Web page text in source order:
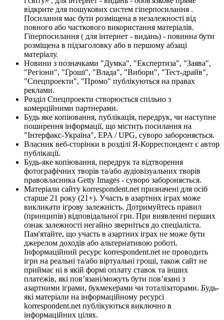
відкрите для пошукових систем гіперпосилання .
Посилання має бути розміщена в незалежності від
повного або часткового використання матеріалів.
Гіперпосилання ( для інтернет - видань) - повинна бути
розміщена в підзаголовку або в першому абзаці
матеріалу.
Новини з позначками "Думка", "Експертиза", "Заява",
"Регіони", "Гроші", "Влада", "Вибори", "Тест-драйв",
"Спецпроекти", "Промо" публікуються на правах
реклами.
Розділ Спецпроекти створюється спільно з
комерційними партнерами.
Будь яке копіювання, публікація, передрук, чи наступне
поширення інформації, що містить посилання на
"Інтерфакс-Україна", EPA / UPG, суворо забороняється.
Власник веб-сторінки в розділі Я-Корреспондент є автор
публікації.
Будь-яке копіювання, передрук та відтворення
фотографічних творів та/або аудіовізуальних творів
правовласника Getty Images - суворо забороняється.
Матеріали сайту korrespondent.net призначені для осіб
старше 21 року (21+). Участь в азартних іграх може
викликати ігрову залежність. Дотримуйтесь правил
(принципів) відповідальної гри. При виявленні перших
ознак залежності негайно зверніться до спеціаліста.
Пам'ятайте, що участь в азартних іграх не може бути
джерелом доходів або альтернативою роботі.
Інформаційний ресурс korrespondent.net не проводить
ігри на реальні та/або віртуальні гроші, також сайт не
приймає ні в якій формі оплату ставок та інших
платежів, які пов’язані/можуть бути пов’язані з
азартними іграми, букмекерами чи тоталізаторами. Будь-
які матеріали на інформаційному ресурсі
korrespondent.net публікуються виключно в
інформаційних цілях.